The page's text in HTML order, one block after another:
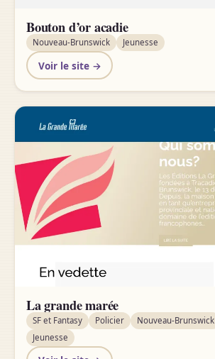
Bouton d’or acadie
Nouveau-Brunswick Jeunesse
Voir le site →
La grande marée
SF et Fantasy Policier Nouveau-Brunswick
Jeunesse